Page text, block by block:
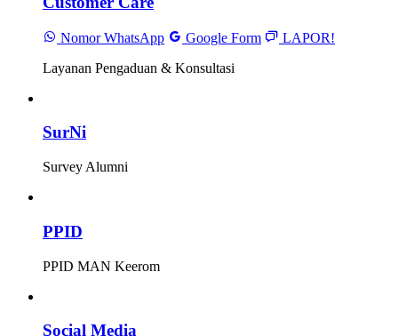
Nomor WhatsApp Google Form
LAPOR!
Layanan Pengaduan & Konsultasi
SurNi
Survey Alumni
PPID
PPID MAN Keerom
Social Media